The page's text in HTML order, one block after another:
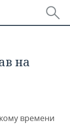
на
времени